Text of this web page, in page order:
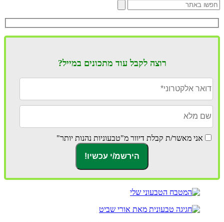
רוצה לקבל עוד מתכונים במייל?
אני מאשר/ת קבלת דיוור מ"טבעוניות נהנות יותר"